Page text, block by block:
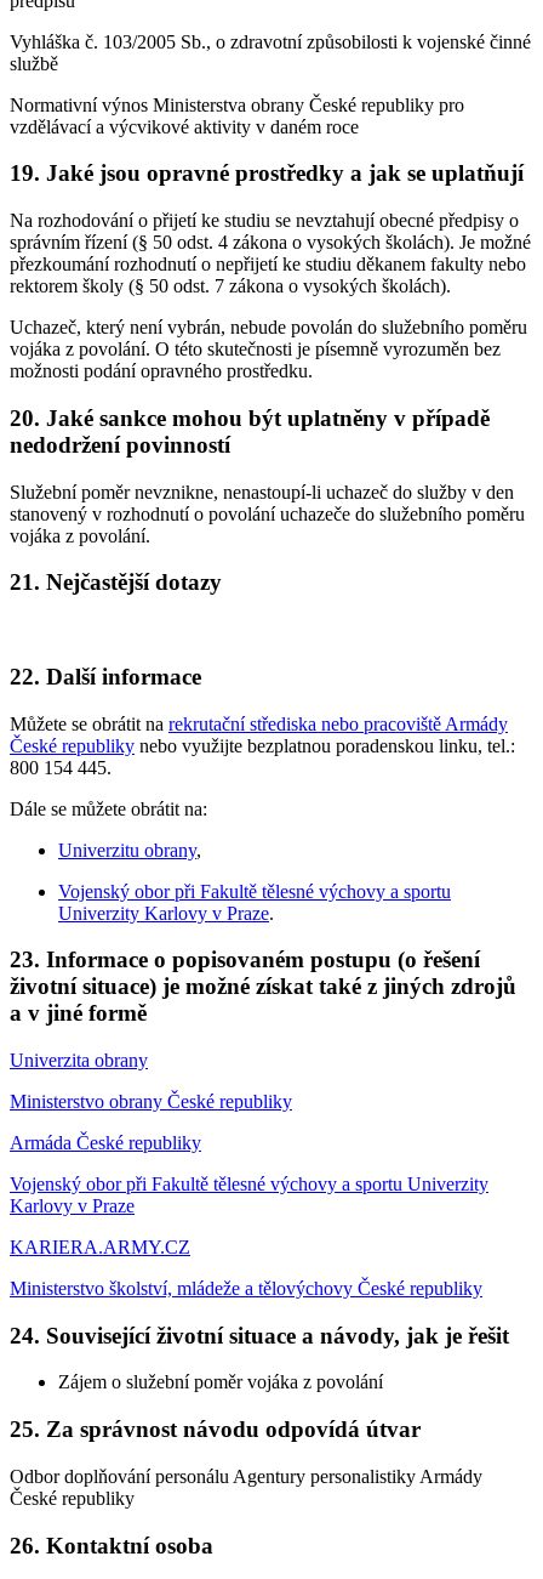
Vyhláška č. 103/2005 Sb., o zdravotní způsobilosti k vojenské činné
službě
Normativní výnos Ministerstva obrany České republiky pro
vzdělávací a výcvikové aktivity v daném roce
19. Jaké jsou opravné prostředky a jak se uplatňují
Na rozhodování o přijetí ke studiu se nevztahují obecné předpisy o
správním řízení (§ 50 odst. 4 zákona o vysokých školách). Je možné
přezkoumání rozhodnutí o nepřijetí ke studiu děkanem fakulty nebo
rektorem školy (§ 50 odst. 7 zákona o vysokých školách).
Uchazeč, který není vybrán, nebude povolán do služebního poměru
vojáka z povolání. O této skutečnosti je písemně vyrozuměn bez
možnosti podání opravného prostředku.
20. Jaké sankce mohou být uplatněny v případě
nedodržení povinností
Služební poměr nevznikne, nenastoupí-li uchazeč do služby v den
stanovený v rozhodnutí o povolání uchazeče do služebního poměru
vojáka z povolání.
21. Nejčastější dotazy
22. Další informace
Můžete se obrátit na rekrutační střediska nebo pracoviště Armády
České republiky nebo využijte bezplatnou poradenskou linku, tel.:
800 154 445.
Dále se můžete obrátit na:
Univerzitu obrany,
Vojenský obor při Fakultě tělesné výchovy a sportu
Univerzity Karlovy v Praze.
23. Informace o popisovaném postupu (o řešení
životní situace) je možné získat také z jiných zdrojů
a v jiné formě
Univerzita obrany
Ministerstvo obrany České republiky
Armáda České republiky
Vojenský obor při Fakultě tělesné výchovy a sportu Univerzity
Karlovy v Praze
KARIERA.ARMY.CZ
Ministerstvo školství, mládeže a tělovýchovy České republiky
24. Související životní situace a návody, jak je řešit
Zájem o služební poměr vojáka z povolání
25. Za správnost návodu odpovídá útvar
Odbor doplňování personálu Agentury personalistiky Armády
České republiky
26. Kontaktní osoba